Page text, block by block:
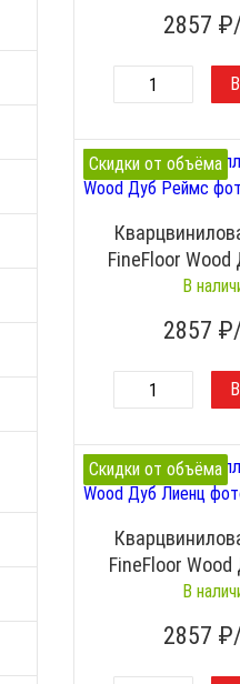
2857
Скидки от объёма
FineFloor
В
2857
Скидки от объёма
FineFloor
В
2857